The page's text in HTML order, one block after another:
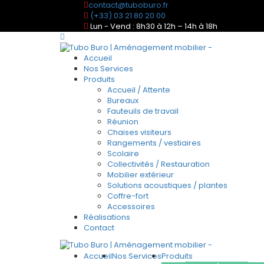
contact@tuboburo.fr
(+33) 03 21 80 20 00
Lun - Vend : 8h30 à 12h – 14h à 18h
Accueil
Nos Services
Produits
Accueil / Attente
Bureaux
Fauteuils de travail
Réunion
Chaises visiteurs
Rangements / vestiaires
Scolaire
Collectivités / Restauration
Mobilier extérieur
Solutions acoustiques / plantes
Coffre-fort
Accessoires
Réalisations
Contact
AccueilNos ServicesProduits